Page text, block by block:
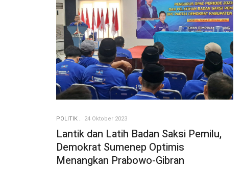
POLITIK 24 Oktober 2023
Lantik dan Latih Badan Saksi Pemilu,
Demokrat Sumenep Optimis
Menangkan Prabowo-Gibran